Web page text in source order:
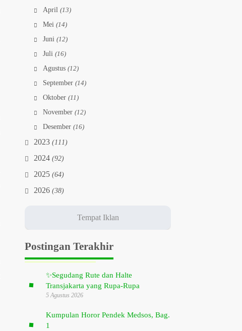
April(13)
Mei(14)
Juni(12)
Juli(16)
Agustus(12)
September(14)
Oktober(11)
November(12)
Desember(16)
2023(111)
2024(92)
2025(64)
2026(38)
Postingan Terakhir
✨Segudang Rute dan Halte
Transjakarta yang Rupa-Rupa
5 Agustus 2026
Kumpulan Horor Pendek Medsos, Bag.
1